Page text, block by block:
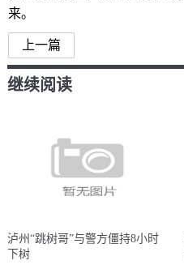
来。
上一篇
继续阅读
泸州“跳树哥”与警方僵持8小时
下树